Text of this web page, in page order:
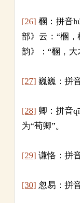
[26] 㮯：拼音
部》云：“㮯
韵》：“㮯，大
[27] 巍巍：拼
[28] 卿：拼音
为“荀卿”。
[29] 谦恪：拼
[30] 忽易：拼